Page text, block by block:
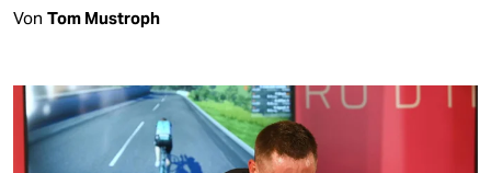
Von Tom Mustroph